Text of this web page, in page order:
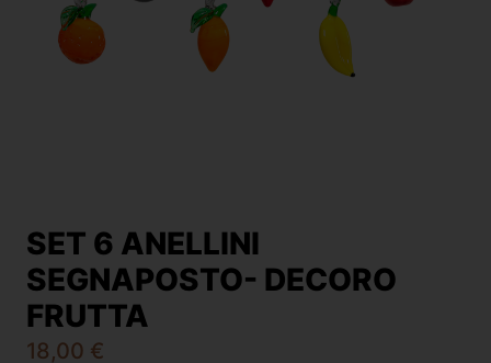
SET 6 ANELLINI
SEGNAPOSTO- DECORO
FRUTTA
18,00 €